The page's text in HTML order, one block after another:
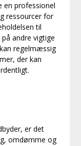
en professionel
ressourcer for
til
andre vigtige
regelmæssig
der kan
er det
omdømme og